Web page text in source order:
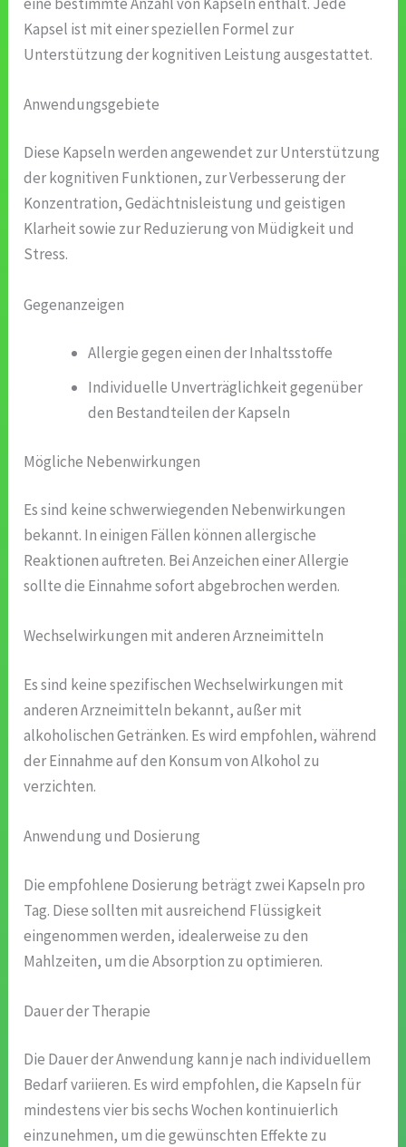
Kapsel ist mit einer speziellen Formel zur
Unterstützung der kognitiven Leistung ausgestattet.
Anwendungsgebiete
Diese Kapseln werden angewendet zur Unterstützung
der kognitiven Funktionen, zur Verbesserung der
Konzentration, Gedächtnisleistung und geistigen
Klarheit sowie zur Reduzierung von Müdigkeit und
Stress.
Gegenanzeigen
Allergie gegen einen der Inhaltsstoffe
Individuelle Unverträglichkeit gegenüber
den Bestandteilen der Kapseln
Mögliche Nebenwirkungen
Es sind keine schwerwiegenden Nebenwirkungen
bekannt. In einigen Fällen können allergische
Reaktionen auftreten. Bei Anzeichen einer Allergie
sollte die Einnahme sofort abgebrochen werden.
Wechselwirkungen mit anderen Arzneimitteln
Es sind keine spezifischen Wechselwirkungen mit
anderen Arzneimitteln bekannt, außer mit
alkoholischen Getränken. Es wird empfohlen, während
der Einnahme auf den Konsum von Alkohol zu
verzichten.
Anwendung und Dosierung
Die empfohlene Dosierung beträgt zwei Kapseln pro
Tag. Diese sollten mit ausreichend Flüssigkeit
eingenommen werden, idealerweise zu den
Mahlzeiten, um die Absorption zu optimieren.
Dauer der Therapie
Die Dauer der Anwendung kann je nach individuellem
Bedarf variieren. Es wird empfohlen, die Kapseln für
mindestens vier bis sechs Wochen kontinuierlich
einzunehmen, um die gewünschten Effekte zu